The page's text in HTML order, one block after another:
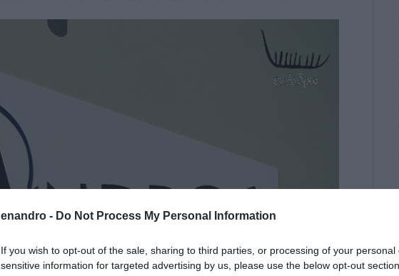
enandro - Do Not Process My Personal Information
If you wish to opt-out of the sale, sharing to third parties, or processing of your personal
sensitive information for targeted advertising by us, please use the below opt-out